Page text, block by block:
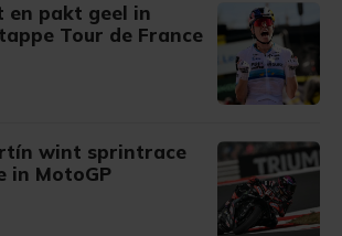
pakt geel in
Tour de France
wint sprintrace
in MotoGP